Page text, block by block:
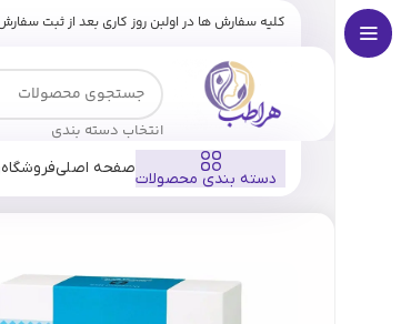
کلیه سفارش ها در اولبن روز کاری بعد از ثبت
انتخاب دسته بندی
دسته بندی محصولات
صفحه اصلیفروشگاه
فروشگاه برندها درماهیل